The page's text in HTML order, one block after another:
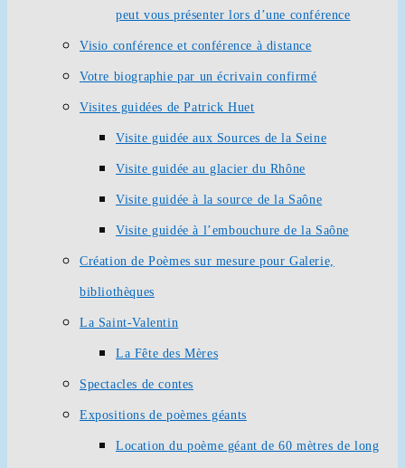
peut vous présenter lors d’une conférence
Visio conférence et conférence à distance
Votre biographie par un écrivain confirmé
Visites guidées de Patrick Huet
Visite guidée aux Sources de la Seine
Visite guidée au glacier du Rhône
Visite guidée à la source de la Saône
Visite guidée à l’embouchure de la Saône
Création de Poèmes sur mesure pour Galerie,
bibliothèques
La Saint-Valentin
La Fête des Mères
Spectacles de contes
Expositions de poèmes géants
Location du poème géant de 60 mètres de long